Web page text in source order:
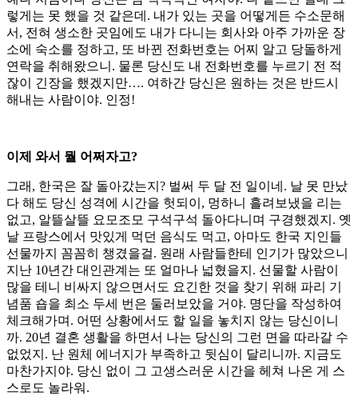
렇게는 못 했을 것 같은데. 내가 있는 곳을 어떻게든 수소문해
서, 전혀 생소한 곳임에도 내가 다니는 회사와 아주 가까운 장
소에 숙소를 정하고, 또 바뀐 전화번호는 어찌 알고 당돌하게
연락을 취해왔으니. 물론 당신도 내 전화번호를 누르기 전 적
잖이 긴장을 했겠지만…. 여하간 당신은 원하는 것은 반드시
해내는 사람이야. 인정!
이제 와서 뭘 어쩌자고?
그래, 한국은 잘 돌아갔는지? 벌써 두 달 전 일이네. 날 못 만났
다 해도 당신 성격에 시간을 헛되이, 멍하니 흘려보냈을 리는
없고, 알뜰살뜰 요모조모 구석구석 돌아다니며 구경했겠지. 옛
날 프랑스에서 맛있게 먹던 음식도 먹고, 아마도 한국 지인들
선물까지 꼼꼼히 챙겼을걸. 원래 사람들한테 인기가 많았으니
지난 10년간 대인관계는 또 얼마나 넓혔을지. 선물할 사람이
많을 테니 비싸지 않으면서도 요긴한 것을 찾기 위해 파리 기
념품 숍을 최소 두세 번은 둘러보았을 거야. 명단을 작성하여
체크해가며. 어떤 상황에서도 할 일을 놓치지 않는 당신이니
까. 20년 결혼 생활을 하면서 나는 당신의 그런 면을 따라갈 수
없었지. 난 원체 에너지가 부족하고 뒷심이 달리니까. 지금도
마찬가지야. 당신 없이 그 고생스러운 시간을 헤쳐 나온 게 스
스로도 놀라워.